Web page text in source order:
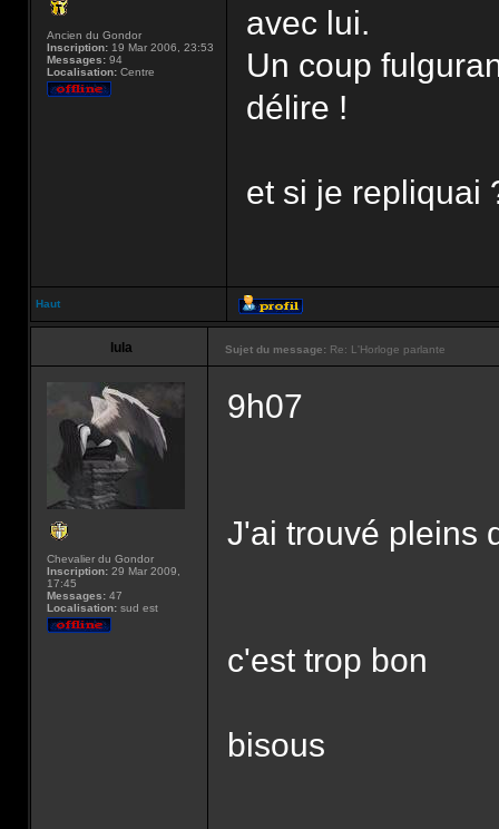
Ancien du Gondor
Inscription: 19 Mar 2006, 23:53
Messages: 94
Localisation: Centre
avec lui.
Un coup
délire !
et si je repliquai
Haut
lula Sujet du message: Re: L'Horloge parlante
Chevalier du Gondor
Inscription: 29 Mar 2009,
17:45
Messages: 47
Localisation: sud est
9h07
J'ai trouvé pleins
c'est trop bon
bisous